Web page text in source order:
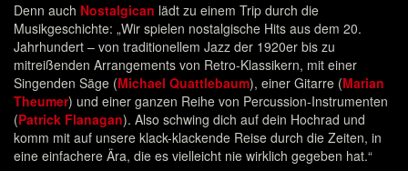
Denn auch Nostalgican lädt zu einem Trip durch die
Musikgeschichte: „Wir spielen nostal­gische Hits aus dem 20.
Jahrhundert – von traditionellem Jazz der 1920er bis zu
mitreißenden Arrangements von Retro-Klassikern, mit einer
Singenden Säge (Michael Quattlebaum), einer Gitarre (Marian
Theumer) und einer ganzen Reihe von Percussion-Instrumenten
(Patrick Flanagan). Also schwing dich auf dein Hochrad und
komm mit auf unsere klack-klackende Reise durch die Zeiten, in
eine einfachere Ära, die es vielleicht nie wirklich gegeben hat.“